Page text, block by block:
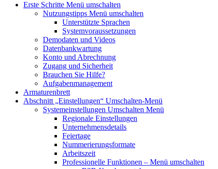
Erste Schritte Menü umschalten
Nutzungstipps Menü umschalten
Unterstützte Sprachen
Systemvoraussetzungen
Demodaten und Videos
Datenbankwartung
Konto und Abrechnung
Zugang und Sicherheit
Brauchen Sie Hilfe?
Aufgabenmanagement
Armaturenbrett
Abschnitt „Einstellungen“ Umschalten-Menü
Systemeinstellungen Umschalten Menü
Regionale Einstellungen
Unternehmensdetails
Feiertage
Nummerierungsformate
Arbeitszeit
Professionelle Funktionen – Menü umschalten